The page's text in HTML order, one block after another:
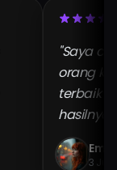
"Saya
orang
terbaik
hasilnya
3